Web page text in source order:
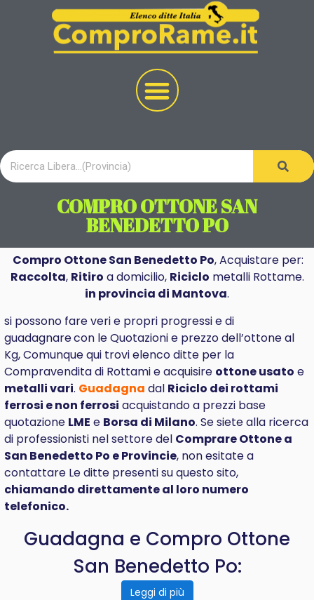
COMPRO OTTONE SAN
BENEDETTO PO
Compro Ottone San Benedetto Po, Acquistare per:
Raccolta, Ritiro a domicilio, Riciclo metalli Rottame.
in provincia di Mantova.
si possono fare veri e propri progressi e di
guadagnarecon le Quotazioni e prezzo dell’ottone al
Kg, Comunque qui trovi elenco ditte per la
Compravendita di Rottami e acquisire ottone usato e
metalli vari. Guadagna dal Riciclo dei rottami
ferrosi e non ferrosi acquistando a prezzi base
quotazione LME e Borsa di Milano. Se siete alla ricerca
di professionisti nel settore del ComprareOttone a
San Benedetto Po e Provincie, non esitate a
contattare Le ditte presenti su questo sito,
chiamando direttamente al loro numero
telefonico.
Guadagna e Compro Ottone
San Benedetto Po:
Leggi di più